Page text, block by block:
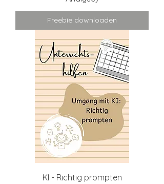
Freebie downloaden
KI - Richtig prompten